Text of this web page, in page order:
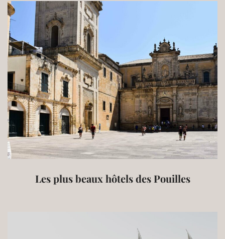
Les plus beaux hôtels des Pouilles